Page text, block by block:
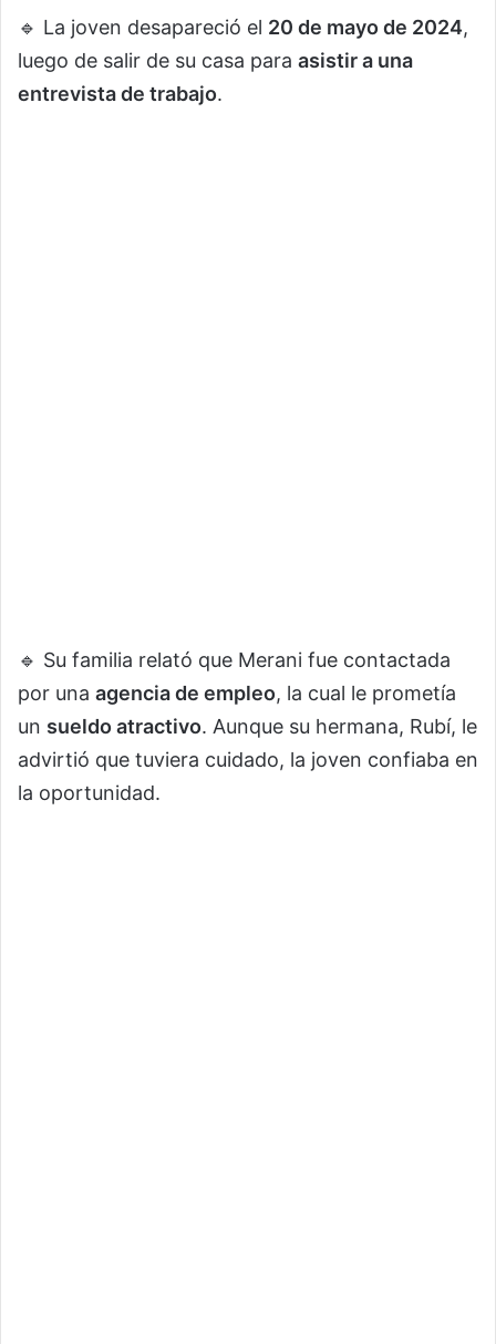
🔹 La joven desapareció el 20 de mayo de 2024,
luego de salir de su casa para asistir a una
entrevista de trabajo.
🔹 Su familia relató que Merani fue contactada
por una agencia de empleo, la cual le prometía
un sueldo atractivo. Aunque su hermana, Rubí, le
advirtió que tuviera cuidado, la joven confiaba en
la oportunidad.